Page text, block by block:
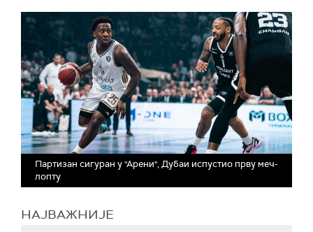
Партизан сигуран у "Арени", Дубаи испустио прву меч-
лопту
НАЈВАЖНИЈЕ